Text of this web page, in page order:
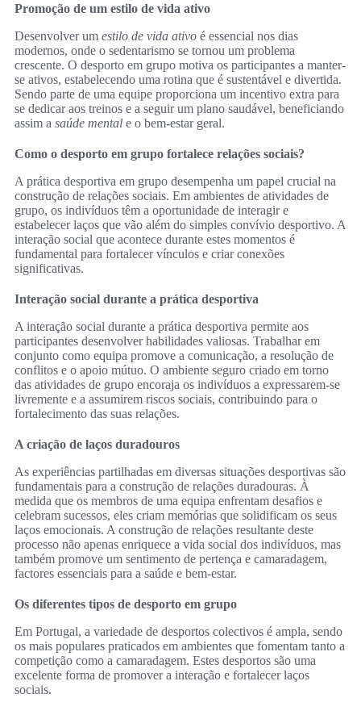
Promoção de um estilo de vida ativo
Desenvolver um estilo de vida ativo é essencial nos dias
modernos, onde o sedentarismo se tornou um problema
crescente. O desporto em grupo motiva os participantes a manter-
se ativos, estabelecendo uma rotina que é sustentável e divertida.
Sendo parte de uma equipe proporciona um incentivo extra para
se dedicar aos treinos e a seguir um plano saudável, beneficiando
assim a saúde mental e o bem-estar geral.
Como o desporto em grupo fortalece relações sociais?
A prática desportiva em grupo desempenha um papel crucial na
construção de relações sociais. Em ambientes de atividades de
grupo, os indivíduos têm a oportunidade de interagir e
estabelecer laços que vão além do simples convívio desportivo. A
interação social que acontece durante estes momentos é
fundamental para fortalecer vínculos e criar conexões
significativas.
Interação social durante a prática desportiva
A interação social durante a prática desportiva permite aos
participantes desenvolver habilidades valiosas. Trabalhar em
conjunto como equipa promove a comunicação, a resolução de
conflitos e o apoio mútuo. O ambiente seguro criado em torno
das atividades de grupo encoraja os indivíduos a expressarem-se
livremente e a assumirem riscos sociais, contribuindo para o
fortalecimento das suas relações.
A criação de laços duradouros
As experiências partilhadas em diversas situações desportivas são
fundamentais para a construção de relações duradouras. À
medida que os membros de uma equipa enfrentam desafios e
celebram sucessos, eles criam memórias que solidificam os seus
laços emocionais. A construção de relações resultante deste
processo não apenas enriquece a vida social dos indivíduos, mas
também promove um sentimento de pertença e camaradagem,
factores essenciais para a saúde e bem-estar.
Os diferentes tipos de desporto em grupo
Em Portugal, a variedade de desportos colectivos é ampla, sendo
os mais populares praticados em ambientes que fomentam tanto a
competição como a camaradagem. Estes desportos são uma
excelente forma de promover a interação e fortalecer laços
sociais.